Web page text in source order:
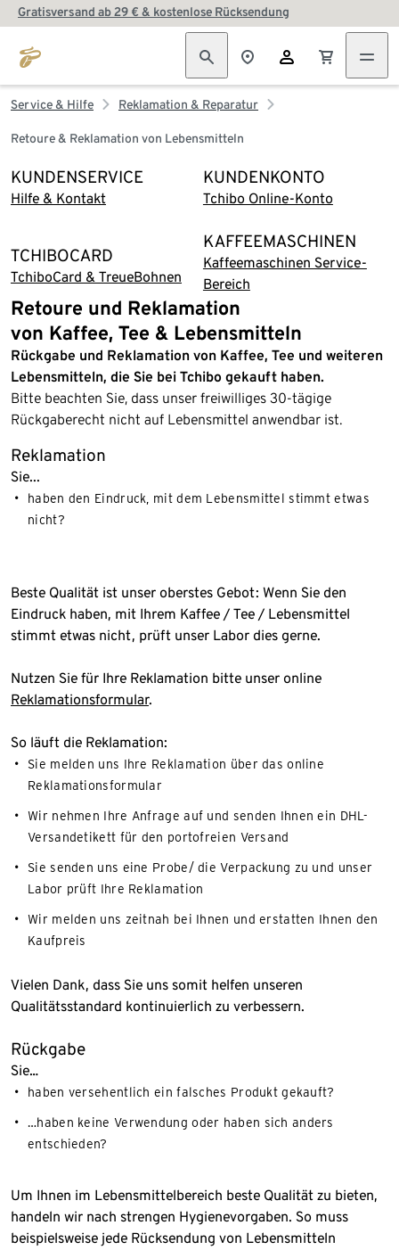
Gratisversand ab 29 € & kostenlose Rücksendung
Service & Hilfe Reklamation & Reparatur
Retoure & Reklamation von Lebensmitteln
KUNDENSERVICE
Hilfe & Kontakt
KUNDENKONTO
Tchibo Online-Konto
TCHIBOCARD
TchiboCard & TreueBohnen
KAFFEEMASCHINEN
Kaffeemaschinen Service-
Bereich
Retoure und Reklamation
von Kaffee, Tee & Lebensmitteln
Rückgabe und Reklamation von Kaffee, Tee und weiteren
Lebensmitteln, die Sie bei Tchibo gekauft haben​.
Bitte beachten Sie, dass unser freiwilliges 30-tägige
Rückgaberecht nicht auf Lebensmittel anwendbar ist​.
Reklamation
Sie...
haben den Eindruck, mit dem Lebensmittel stimmt etwas
nicht?
Beste Qualität ist unser oberstes Gebot: Wenn Sie den
Eindruck haben, mit Ihrem Kaffee / Tee / Lebensmittel
stimmt etwas nicht, prüft unser Labor dies gerne.
Nutzen Sie für Ihre Reklamation bitte unser online
Reklamationsformular.
So läuft die Reklamation:
Sie melden uns Ihre Reklamation über das online
Reklamationsformular​
Wir nehmen Ihre Anfrage auf und senden Ihnen ein DHL-
Versandetikett für den portofreien Versand
Sie senden uns eine Probe/ die Verpackung zu und unser
Labor prüft Ihre Reklamation​
Wir melden uns zeitnah bei Ihnen und erstatten Ihnen den
Kaufpreis
Vielen Dank, dass Sie uns somit helfen unseren
Qualitätsstandard kontinuierlich zu verbessern.
Rückgabe
Sie…
haben versehentlich ein falsches Produkt gekauft?​​
…haben keine Verwendung oder haben sich anders
entschieden?
Um Ihnen im Lebensmittelbereich beste Qualität zu bieten,
handeln wir nach strengen Hygienevorgaben. So muss
beispielsweise jede Rücksendung von Lebensmitteln